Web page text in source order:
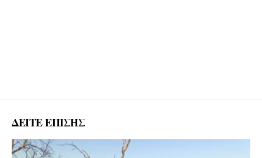
ΔΕΙΤΕ ΕΠΙΣΗΣ